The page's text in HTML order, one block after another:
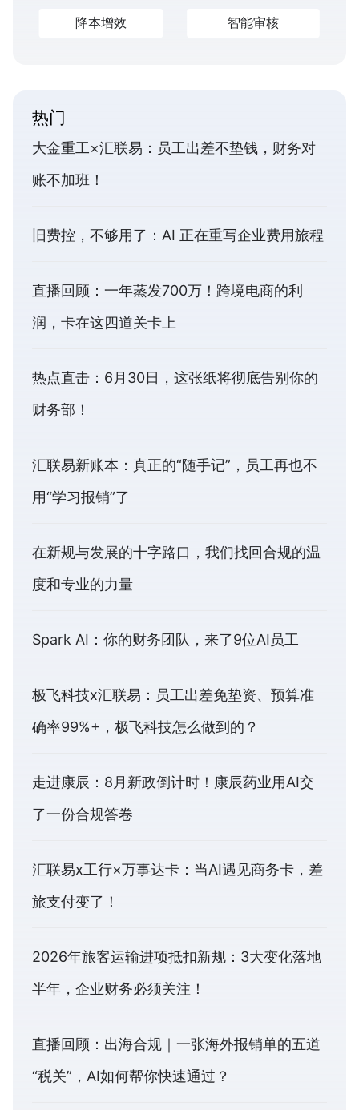
降本增效 智能审核
热门
大金重工×汇联易：员工出差不垫钱，财务对
账不加班！
旧费控，不够用了：AI 正在重写企业费用旅程
直播回顾：一年蒸发700万！跨境电商的利
润，卡在这四道关卡上
热点直击：6月30日，这张纸将彻底告别你的
财务部！
汇联易新账本：真正的“随手记”，员工再也不
用“学习报销”了
在新规与发展的十字路口，我们找回合规的温
度和专业的力量
Spark AI：你的财务团队，来了9位AI员工
极飞科技x汇联易：员工出差免垫资、预算准
确率99%+，极飞科技怎么做到的？
走进康辰：8月新政倒计时！康辰药业用AI交
了一份合规答卷
汇联易x工行×万事达卡：当AI遇见商务卡，差
旅支付变了！
2026年旅客运输进项抵扣新规：3大变化落地
半年，企业财务必须关注！
直播回顾：出海合规｜一张海外报销单的五道
“税关”，AI如何帮你快速通过？